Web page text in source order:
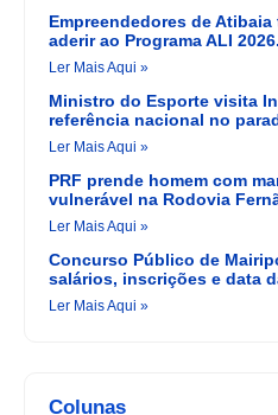
Empreendedores de
aderir ao Programa ALI 2026.
Ler Mais Aqui »
Ministro do Esporte visita
referência nacional no
Ler Mais Aqui »
PRF prende homem com
vulnerável na Rodovia
Ler Mais Aqui »
Concurso Público de
salários, inscrições e data
Ler Mais Aqui »
Colunas